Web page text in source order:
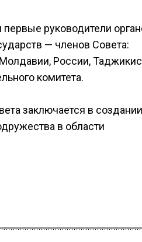
руководители
— членов Совета:
России,
комитета.
заключается в создании
в области